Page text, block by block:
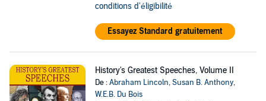
conditions d'éligibilité
Essayez Standard gratuitement
History's Greatest Speeches, Volume II
De :Abraham Lincoln,Susan B. Anthony,
W.E.B. Du Bois